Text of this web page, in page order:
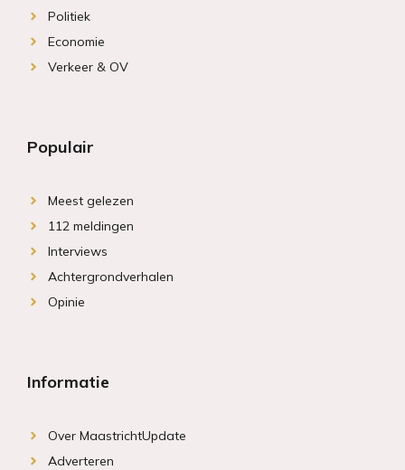
Politiek
Economie
Verkeer & OV
Populair
Meest gelezen
112 meldingen
Interviews
Achtergrondverhalen
Opinie
Informatie
Over MaastrichtUpdate
Adverteren